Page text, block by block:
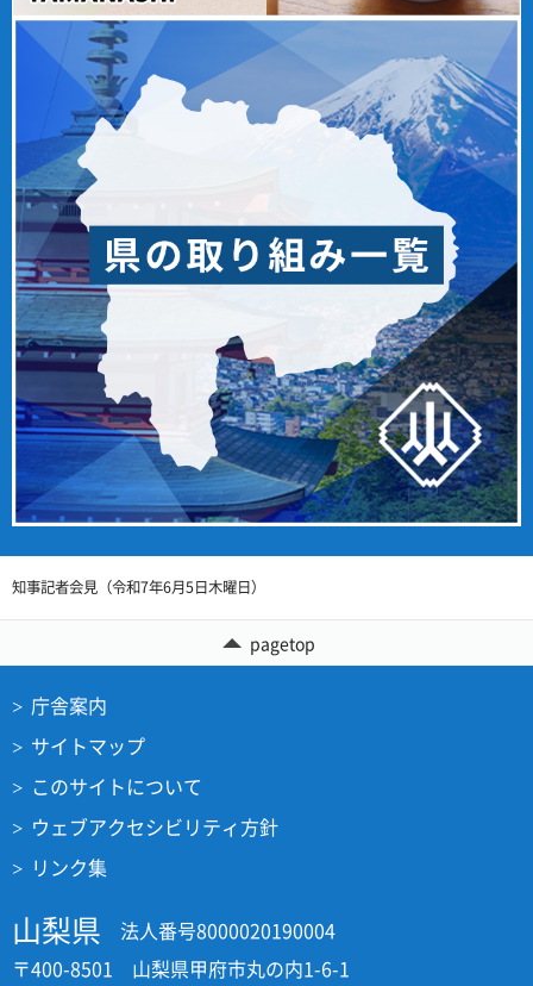
知事記者会見（令和7年6月5日木曜日）
pagetop
庁舎案内
サイトマップ
このサイトについて
ウェブアクセシビリティ方針
リンク集
山梨県
法人番号8000020190004
〒400-8501 山梨県甲府市丸の内1-6-1